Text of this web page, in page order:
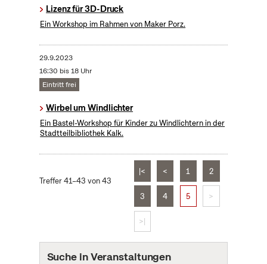
Lizenz für 3D-Druck
Ein Workshop im Rahmen von Maker Porz.
29.9.2023
16:30 bis 18 Uhr
Eintritt frei
Wirbel um Windlichter
Ein Bastel-Workshop für Kinder zu Windlichtern in der
Stadtteilbibliothek Kalk.
Treffer 41–43 von 43
|< < 1 2
3 4 5 >
>|
Suche in Veranstaltungen